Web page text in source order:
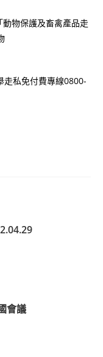
物保護及畜禽產品走
走私免付費專線0800-
會議